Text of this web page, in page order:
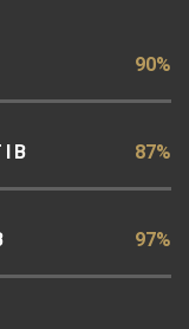
90%
87%
97%